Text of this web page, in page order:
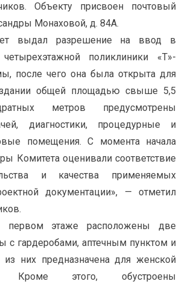
Объекту присвоен почтовый
Монаховой, д. 84А.
выдал разрешение на ввод в
поликлиники «Т»-
после чего она была открыта для
общей площадью свыше 5,5
метров предусмотрены
диагностики, процедурные и
помещения. С момента начала
Комитета оценивали соответствие
и качества применяемых
документации», — отметил
первом этаже расположены две
с гардеробами, аптечным пунктом и
них предназначена для женской
Кроме этого, обустроены